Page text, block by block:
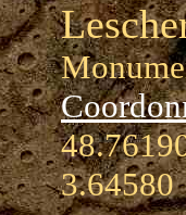
3.64580